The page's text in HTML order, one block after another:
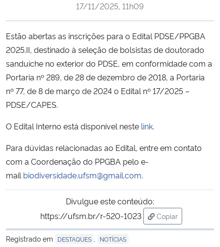
Ministério da Saúde
Ministério de Minas e Energia
Ministério do Desenvolvimento Regional
Controladoria-Geral da União
Ministério da Mulher, da Família e dos Direitos Humanos
Secretaria-Geral
17/11/2025, 11h09
Estão abertas as inscrições para o Edital PDSE/PPGBA
2025.II, destinado à seleção de bolsistas de doutorado
sanduíche no exterior do PDSE, em conformidade com a
Portaria nº 289, de 28 de dezembro de 2018, a Portaria
nº 77, de 8 de março de 2024 o Edital nº 17/2025 –
PDSE/CAPES.
O Edital Interno está disponível neste link.
Para dúvidas relacionadas ao Edital, entre em contato
com a Coordenação do PPGBA pelo e-
mail biodiversidade.ufsm@gmail.com.
Divulgue este conteúdo:
https://ufsm.br/r-520-1023
Copiar
para área de
Registrado em
DESTAQUES NOTÍCIAS